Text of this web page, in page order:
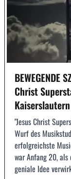
BEWEGENDE
Christ
"Jesus Christ
Wurf des
erfolgreichste
war Anfang 20, als
geniale Idee